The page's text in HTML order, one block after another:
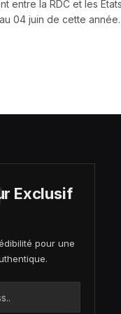
entre la RDC et les
04 juin de cette année.
Exclusif
pour une